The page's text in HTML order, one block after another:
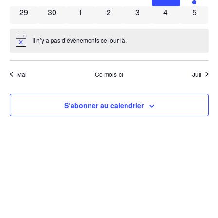
0 évènements
29 0 évènements
30 0 évènements
1 0 évènements
2 0 évènements
3 0 évènements
4 0
5
Notice Il n’y a pas d’évènements ce jour là.
Mai Ce mois-ci Juil
S’abonner au calendrier